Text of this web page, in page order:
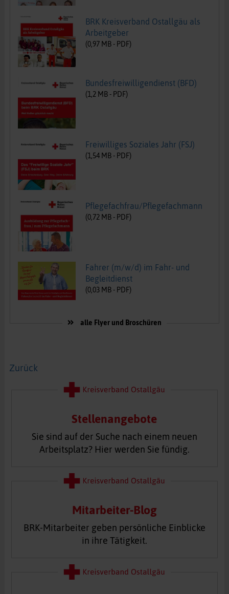
BRK Kreisverband Ostallgäu als
Arbeitgeber
(0,97 MB - PDF)
Bundesfreiwilligendienst (BFD)
(1,2 MB - PDF)
Freiwilliges Soziales Jahr (FSJ)
(1,54 MB - PDF)
Pflegefachfrau/Pflegefachmann
(0,72 MB - PDF)
Fahrer (m/w/d) im Fahr- und
Begleitdienst
(0,03 MB - PDF)
alle Flyer und Broschüren
Zurück
Stellenangebote
Sie sind auf der Suche nach einem neuen
Arbeitsplatz? Hier werden Sie fündig.
Mitarbeiter-Blog
BRK-Mitarbeiter geben persönliche Einblicke
in ihre Tätigkeit.